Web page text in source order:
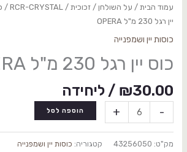
עמוד הבית/ על השולחן / זכוכית/
RCR-CRYSTAL
/
יין רגל 230 מ"ל OPERA
כוסות יין ושמפנייה
כוס יין רגל 230 מ"ל OPERA
₪30.00 / ליחידה
-
+ הוספה לסל
מק"ט: 43256050 קטגוריה: כוסות יין ושמפנייה